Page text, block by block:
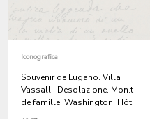
Iconografica
Souvenir de Lugano. Villa
Vassalli. Desolazione. Mon.t
de famille. Washington. Hôtel